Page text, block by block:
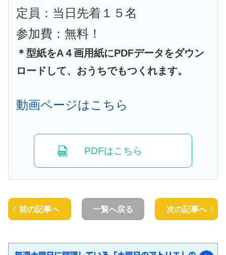
定員：当日先着１５名
参加費：無料！
＊型紙をA４画用紙にPDFデータをダウン
ロードして、おうちでもつくれます。
動画ページはこちら
PDFはこちら
前の記事へ 一覧へ戻る 次の記事へ